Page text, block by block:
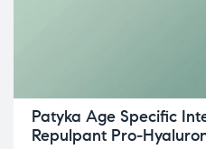
Patyka Age Specific
Repulpant Pro-